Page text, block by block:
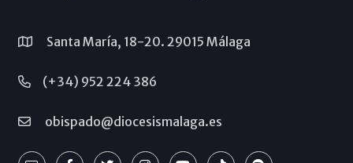
Santa María, 18-20. 29015 Málaga
(+34) 952 224 386
obispado@diocesismalaga.es